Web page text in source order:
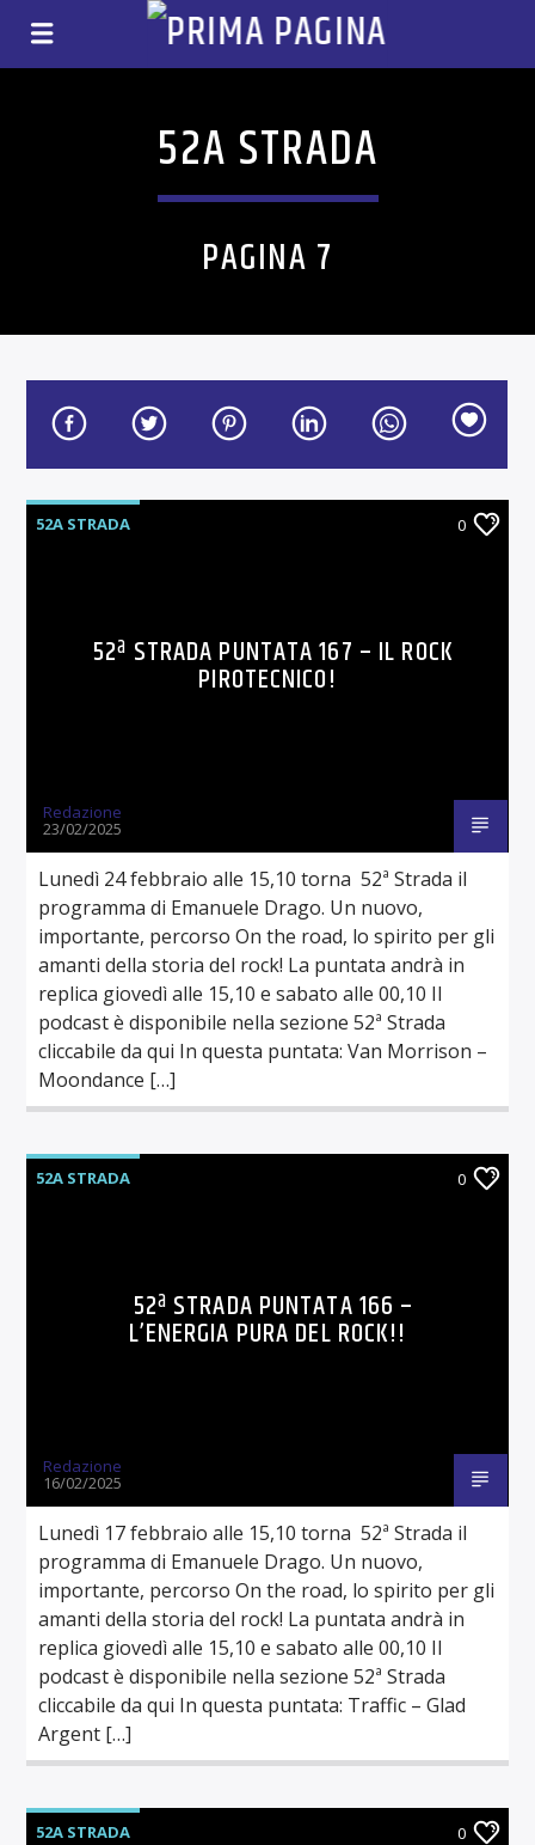
52A STRADA
PAGINA 7
52A STRADA 0
52ª STRADA PUNTATA 167 – IL ROCK
PIROTECNICO!
Redazione
23/02/2025
Lunedì 24 febbraio alle 15,10 torna 52ª Strada il
programma di Emanuele Drago. Un nuovo,
importante, percorso On the road, lo spirito per gli
amanti della storia del rock! La puntata andrà in
replica giovedì alle 15,10 e sabato alle 00,10 Il
podcast è disponibile nella sezione 52ª Strada
cliccabile da qui In questa puntata: Van Morrison –
Moondance […]
52A STRADA 0
52ª STRADA PUNTATA 166 –
L’ENERGIA PURA DEL ROCK!!
Redazione
16/02/2025
Lunedì 17 febbraio alle 15,10 torna 52ª Strada il
programma di Emanuele Drago. Un nuovo,
importante, percorso On the road, lo spirito per gli
amanti della storia del rock! La puntata andrà in
replica giovedì alle 15,10 e sabato alle 00,10 Il
podcast è disponibile nella sezione 52ª Strada
cliccabile da qui In questa puntata: Traffic – Glad
Argent […]
52A STRADA 0